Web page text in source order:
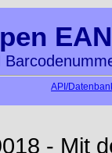
API/
- Mit